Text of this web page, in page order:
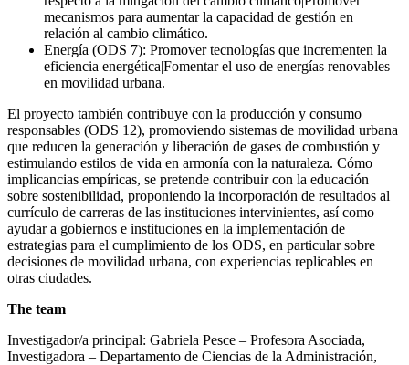
mecanismos para aumentar la capacidad de gestión en
relación al cambio climático.
Energía (ODS 7): Promover tecnologías que incrementen la
eficiencia energética|Fomentar el uso de energías renovables
en movilidad urbana.
El proyecto también contribuye con la producción y consumo
responsables (ODS 12), promoviendo sistemas de movilidad urbana
que reducen la generación y liberación de gases de combustión y
estimulando estilos de vida en armonía con la naturaleza. Cómo
implicancias empíricas, se pretende contribuir con la educación
sobre sostenibilidad, proponiendo la incorporación de resultados al
currículo de carreras de las instituciones intervinientes, así como
ayudar a gobiernos e instituciones en la implementación de
estrategias para el cumplimiento de los ODS, en particular sobre
decisiones de movilidad urbana, con experiencias replicables en
otras ciudades.
The team
Investigador/a principal: Gabriela Pesce – Profesora Asociada,
Investigadora – Departamento de Ciencias de la Administración,